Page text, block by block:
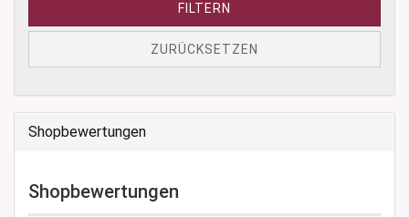
FILTERN
ZURÜCKSETZEN
Shopbewertungen
Shopbewertungen